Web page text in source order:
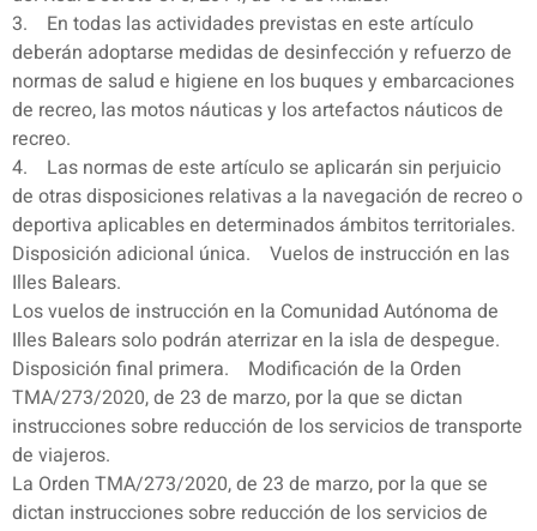
3. En todas las actividades previstas en este artículo
deberán adoptarse medidas de desinfección y refuerzo de
normas de salud e higiene en los buques y embarcaciones
de recreo, las motos náuticas y los artefactos náuticos de
recreo.
4. Las normas de este artículo se aplicarán sin perjuicio
de otras disposiciones relativas a la navegación de recreo o
deportiva aplicables en determinados ámbitos territoriales.
Disposición adicional única. Vuelos de instrucción en las
Illes Balears.
Los vuelos de instrucción en la Comunidad Autónoma de
Illes Balears solo podrán aterrizar en la isla de despegue.
Disposición final primera. Modificación de la Orden
TMA/273/2020, de 23 de marzo, por la que se dictan
instrucciones sobre reducción de los servicios de transporte
de viajeros.
La Orden TMA/273/2020, de 23 de marzo, por la que se
dictan instrucciones sobre reducción de los servicios de